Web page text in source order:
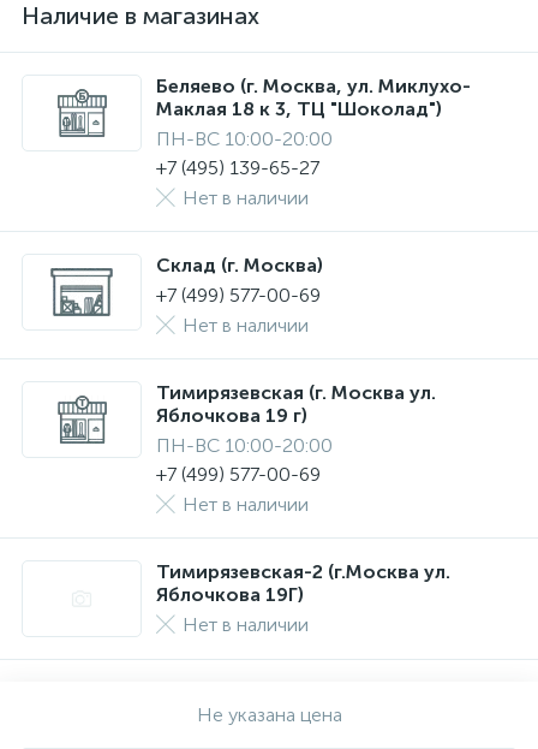
Наличие в магазинах
Беляево (г. Москва, ул. Миклухо-
Маклая 18 к 3, ТЦ "Шоколад")
ПН-ВС 10:00-20:00
+7 (495) 139-65-27
Нет в наличии
Склад (г. Москва)
+7 (499) 577-00-69
Нет в наличии
Тимирязевская (г. Москва ул.
Яблочкова 19 г)
ПН-ВС 10:00-20:00
+7 (499) 577-00-69
Нет в наличии
Тимирязевская-2 (г.Москва ул.
Яблочкова 19Г)
Нет в наличии
Не указана цена